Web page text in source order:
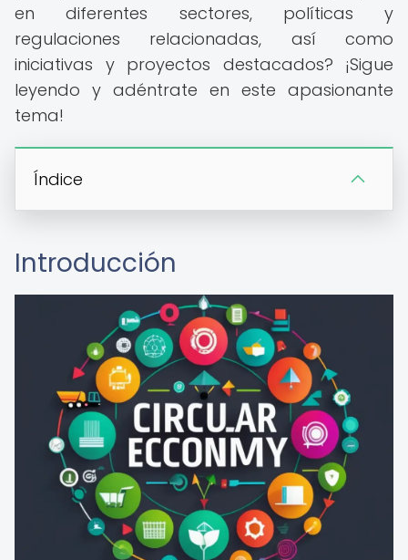
en diferentes sectores, políticas y
regulaciones relacionadas, así como
iniciativas y proyectos destacados? ¡Sigue
leyendo y adéntrate en este apasionante
tema!
Índice
Introducción